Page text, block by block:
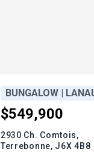
BUNGALOW |
$549,900
2930 Ch. Comtois,
Terrebonne, J6X 4B8